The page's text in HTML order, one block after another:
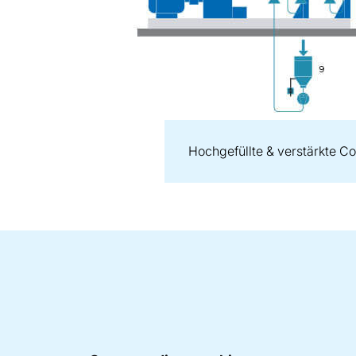
Hochgefüllte & verstärkte